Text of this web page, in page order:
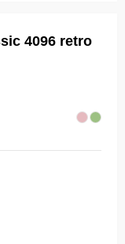
4096 retro